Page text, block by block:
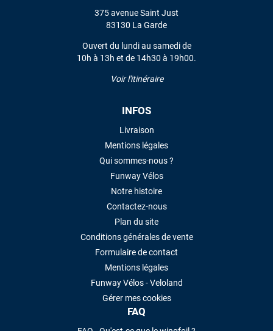
375 avenue Saint Just
83130 La Garde
Ouvert du lundi au samedi de
10h à 13h et de 14h30 à 19h00.
Voir l'itinéraire
INFOS
Livraison
Mentions légales
Qui sommes-nous ?
Funway Vélos
Notre histoire
Contactez-nous
Plan du site
Conditions générales de vente
Formulaire de contact
Mentions légales
Funway Vélos - Veloland
Gérer mes cookies
FAQ